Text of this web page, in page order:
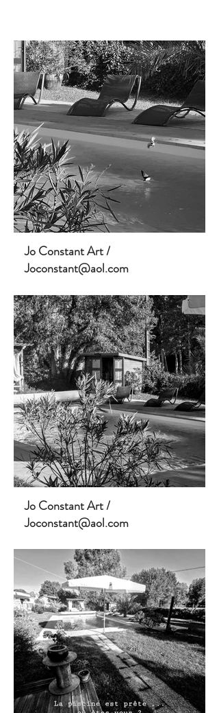
Jo Constant Art /
Joconstant@aol.com
Jo Constant Art /
Joconstant@aol.com